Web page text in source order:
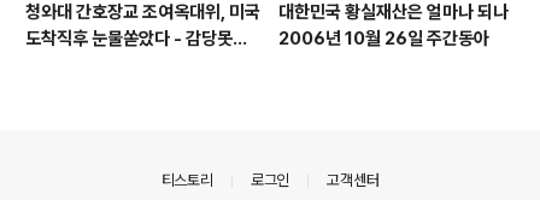
청와대 간호장교 조여옥대위, 미국
도착직후 눈물쏟았다 - 감당못할
대한민국 황실재산은 얼마나 되나
2006년 10월 26일 주간동아
티스토리 로그인 고객센터